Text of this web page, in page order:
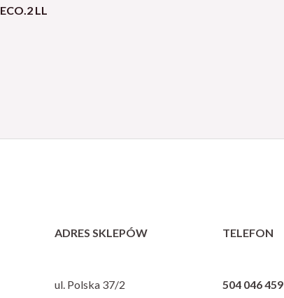
LL
ADRES SKLEPÓW
ul. Polska 37/2
TELEFON
504 046 459